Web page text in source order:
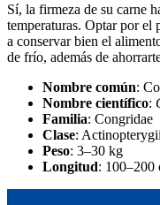
Sí, la firmeza de su carne
temperaturas. Optar por el
a conservar bien el
de frío, además de
Nombre común:
Nombre científico:
Familia: Congridae
Clase: Actinopterygii
Peso: 3–30 kg
Longitud: 100–200